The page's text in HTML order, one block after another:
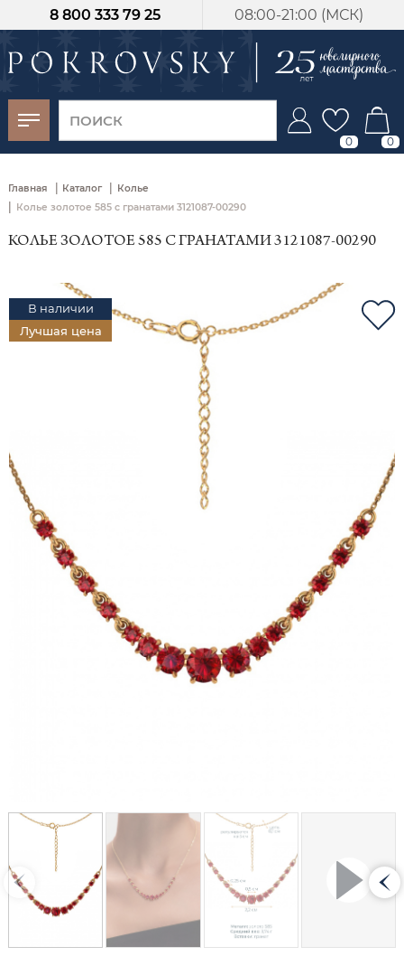
08:00-21:00 (МСК)
8 800 333 79 25
0 0
Главная | Каталог | Колье
| Колье золотое 585 с гранатами 3121087-00290
КОЛЬЕ ЗОЛОТОЕ 585 С ГРАНАТАМИ 3121087-00290
В наличии
Лучшая цена
-30%
от 15 дней с
момента оплаты